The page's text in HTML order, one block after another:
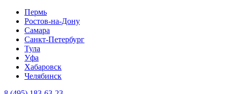
Пермь
Ростов-на-Дону
Самара
Санкт-Петербург
Тула
Уфа
Хабаровск
Челябинск